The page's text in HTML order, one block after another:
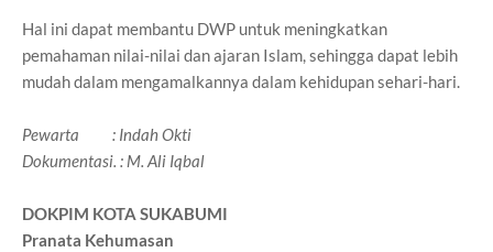
Hal ini dapat membantu DWP untuk meningkatkan
pemahaman nilai-nilai dan ajaran Islam, sehingga dapat lebih
mudah dalam mengamalkannya dalam kehidupan sehari-hari.
Pewarta : Indah Okti
Dokumentasi. : M. Ali Iqbal
DOKPIM KOTA SUKABUMI
Pranata Kehumasan